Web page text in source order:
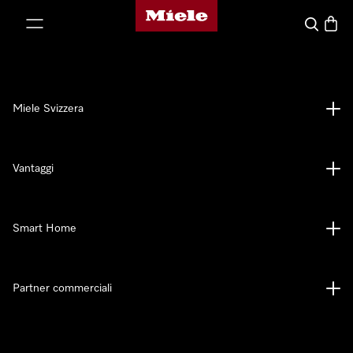
Homepage di Miele
Cerca
Miele Svizzera
Vantaggi
Smart Home
Partner commerciali